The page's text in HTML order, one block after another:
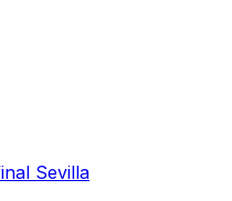
Sevilla